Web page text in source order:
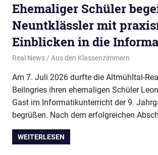
Ehemaliger Schüler
Neuntklässler mit
Einblicken in die
28. Juli 2026
Real News Aus den Klassenzimmern
Am 7. Juli 2026 durfte die Altmühltal-
Beilngries ihren ehemaligen Schüler
Gast im Informatikunterricht der 9.
begrüßen. Nach dem erfolgreichen
WEITERLESEN